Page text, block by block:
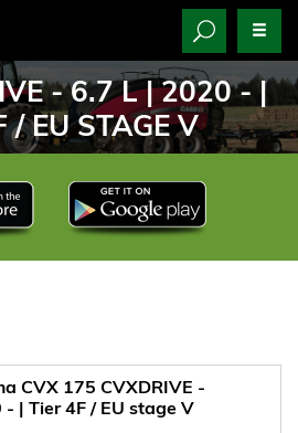
- 6.7 L | 2020 - |
/ EU STAGE V
CVX 175 CVXDRIVE -
| Tier 4F / EU stage V